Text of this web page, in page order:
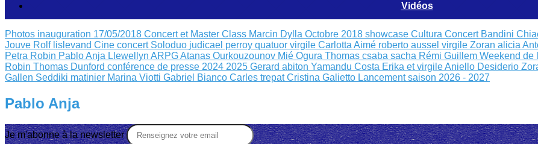
Vidéos
Photos inauguration 17/05/2018 Concert et Master Class Marcin Dylla Octobre 2018 showcase Cultura Concert Bandini
Jouve Rolf lislevand Cine concert Soloduo judicael perroy quatuor virgile Carlotta Aimé roberto aussel virgile Zoran alicia
Petra Robin Pablo Anja Llewellyn ARPG Atanas Ourkouzounov Mié Ogura Thomas csaba sacha Rémi Guillem Weekend de
Robin Thomas Dunford conférence de presse 2024 2025 Gerard abiton Yamandu Costa Erika et virgileAniello Desiderio
Gallen Seddiki matinier Marina Viotti Gabriel Bianco Carles trepatCristina Galietto Lancement saison 2026 - 2027
Pablo Anja
Je m'abonne à la newsletter